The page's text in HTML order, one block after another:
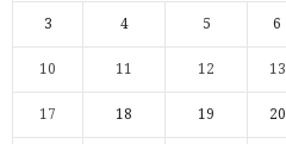
3 4 5 6
10 11 12 13
17 18 19 20